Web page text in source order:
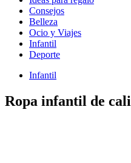
Consejos
Belleza
Ocio y Viajes
Infantil
Deporte
Infantil
Ropa infantil de